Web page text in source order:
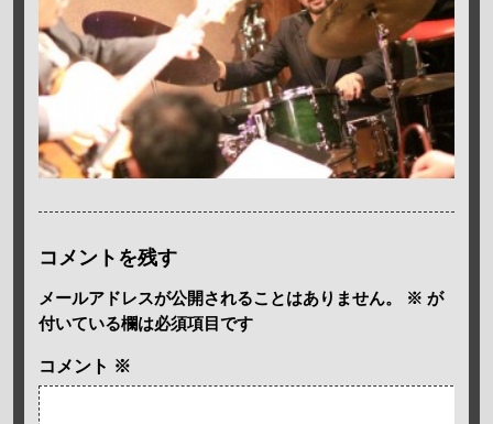
コメントを残す
メールアドレスが公開されることはありません。 ※ が
付いている欄は必須項目です
コメント ※